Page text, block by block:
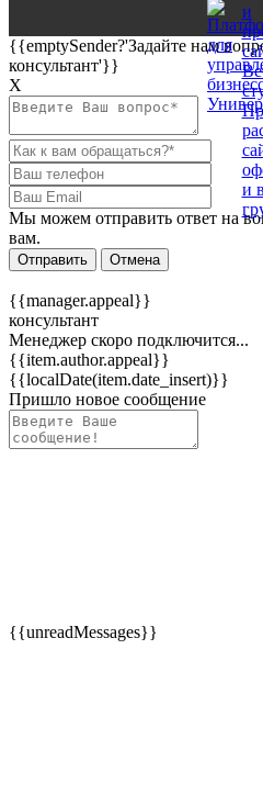
{{emptySender?'Задайте нам
консультант'}}
Х
Мы можем отправить ответ на
вам.
Отправить Отмена
{{manager.appeal}}
консультант
Менеджер скоро подключится...
{{item.author.appeal}}
{{localDate(item.date_insert)}}
Пришло новое сообщение
{{unreadMessages}}